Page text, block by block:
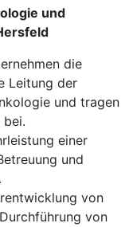
und
die
Leitung der
und tragen
einer
und
von
von